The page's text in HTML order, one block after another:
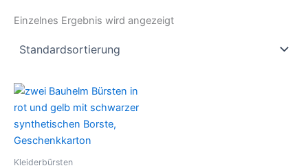
Einzelnes Ergebnis wird angezeigt
Kleiderbürsten